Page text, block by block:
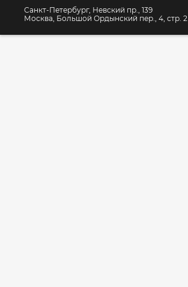
Санкт-Петербург, Невский пр., 139
Москва, Большой Ордынский пер., 4, стр. 2